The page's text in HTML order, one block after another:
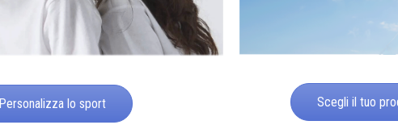
Personalizza lo sport Scegli il tuo